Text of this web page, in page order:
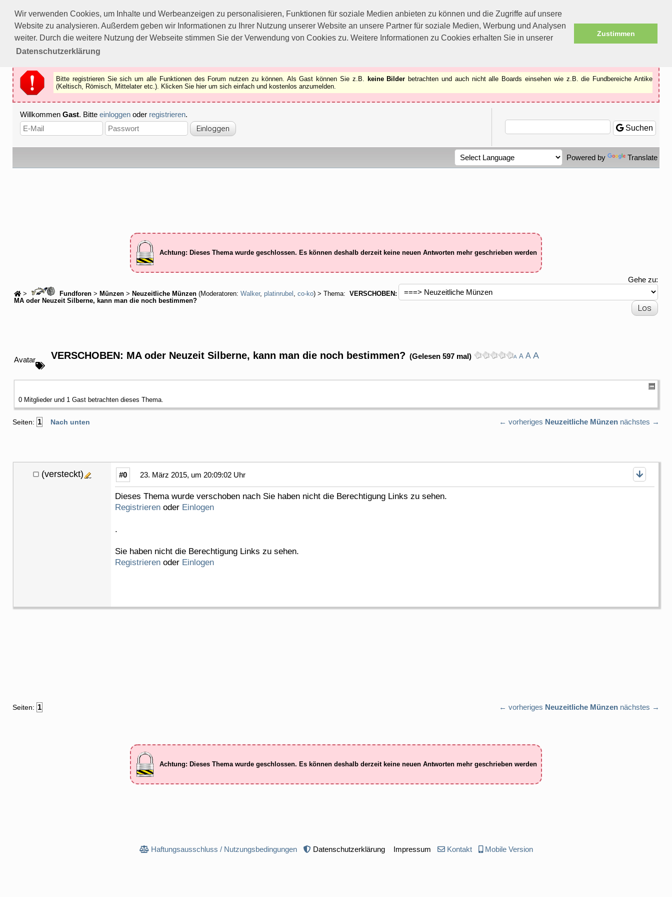
Wir verwenden Cookies, um Inhalte und Werbeanzeigen zu personalisieren, Funktionen für soziale Medien anbieten zu können und die Zugriffe auf unsere
Website zu analysieren. Außerdem geben wir Informationen zu Ihrer Nutzung unserer Website an unsere Partner für soziale Medien, Werbung und Analysen
weiter. Durch die weitere Nutzung der Webseite stimmen Sie der Verwendung von Cookies zu. Weitere Informationen zu Cookies erhalten Sie in unserer
Datenschutzerklärung
Zustimmen
Bitte registrieren Sie sich um alle Funktionen des Forums nutzen zu können.
Als Gast können Sie z.B.keine Bilderbetrachten.
Registrieren
Schliessen
Bitte registrieren Sie sich um alle Funktionen des Forum nutzen zu können. Als Gast können Sie z.B. keine Bilder betrachten und auch nicht alle Boards einsehen wie z.B. die Fundbereiche Antike
(Keltisch, Römisch, Mittelater etc.). Klicken Sie hier um sich einfach und kostenlos anzumelden.
Willkommen Gast. Bitte einloggen oder registrieren.
Suchen
Powered by Translate
Achtung: Dieses Thema wurde geschlossen. Es können deshalb derzeit keine neuen Antworten mehr geschrieben werden
> Fundforen > Münzen > Neuzeitliche Münzen (Moderatoren: Walker, platinrubel , co-ko) > Thema:
VERSCHOBEN:
MA oder Neuzeit Silberne, kann man die noch bestimmen?
Gehe zu:
Avatar VERSCHOBEN: MA oder Neuzeit Silberne, kann man die noch bestimmen? (Gelesen 597 mal) A A A A
0 Mitglieder und 1 Gast betrachten dieses Thema.
Seiten: 1 Nach unten ← vorheriges Neuzeitliche Münzen nächstes →
(versteckt) #0 23. März 2015, um 20:09:02 Uhr
Dieses Thema wurde verschoben nach Sie haben nicht die Berechtigung Links zu sehen.
Registrieren oder Einlogen
.
Sie haben nicht die Berechtigung Links zu sehen.
Registrieren oder Einlogen
Seiten: 1 ← vorheriges Neuzeitliche Münzen nächstes →
Achtung: Dieses Thema wurde geschlossen. Es können deshalb derzeit keine neuen Antworten mehr geschrieben werden
Haftungsausschluss / Nutzungsbedingungen Datenschutzerklärung Impressum Kontakt Mobile Version